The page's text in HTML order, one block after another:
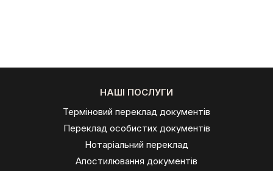
НАШІ ПОСЛУГИ
Терміновий переклад документів
Переклад особистих документів
Нотаріальний переклад
Апостилювання документів